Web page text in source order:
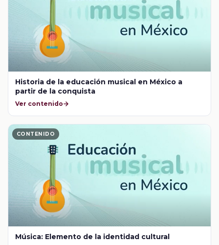
Historia de la educación musical en México a
partir de la conquista
Ver contenido
CONTENIDO
Música: Elemento de la identidad cultural